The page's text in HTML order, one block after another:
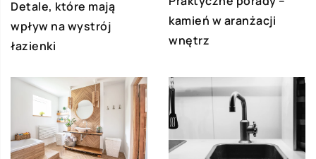
Detale, które mają
wpływ na wystrój
łazienki
kamień w aranżacji
wnętrz